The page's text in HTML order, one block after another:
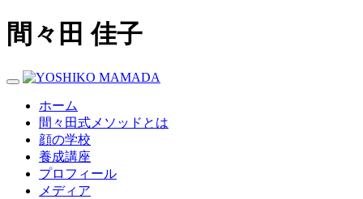
間々田 佳子
Toggle navigation
ホーム
間々田式メソッドとは
顔の学校
養成講座
プロフィール
メディア